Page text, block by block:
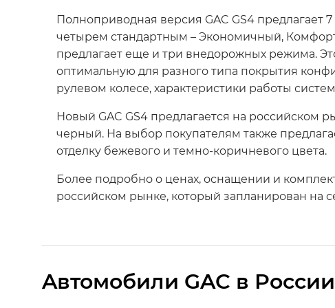
Полноприводная версия GAC GS4
четырем стандартным – Экономичный,
предлагает еще и три внедорожных режима.
оптимальную для разного типа покрытия
рулевом колесе, характеристики работы
Новый GAC GS4 предлагается на
черный. На выбор покупателям также
отделку бежевого и темно-коричневого цвета.
Более подробно о ценах, оснащении и
российском рынке, который запланирован на
Aвтомобили GAC в России